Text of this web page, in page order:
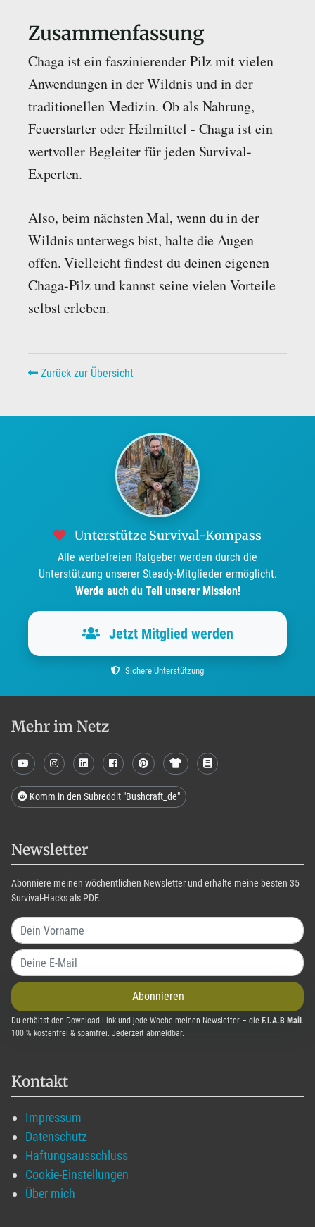
Zusammenfassung
Chaga ist ein faszinierender Pilz mit vielen
Anwendungen in der Wildnis und in der
traditionellen Medizin. Ob als Nahrung,
Feuerstarter oder Heilmittel - Chaga ist ein
wertvoller Begleiter für jeden Survival-
Experten.
Also, beim nächsten Mal, wenn du in der
Wildnis unterwegs bist, halte die Augen
offen. Vielleicht findest du deinen eigenen
Chaga-Pilz und kannst seine vielen Vorteile
selbst erleben.
Zurück zur Übersicht
Unterstütze Survival-Kompass
Alle werbefreien Ratgeber werden durch die
Unterstützung unserer Steady-Mitglieder ermöglicht.
Werde auch du Teil unserer Mission!
Jetzt Mitglied werden
Sichere Unterstützung
Mehr im Netz
Komm in den Subreddit "Bushcraft_de"
Newsletter
Abonniere meinen wöchentlichen Newsletter und erhalte meine besten 35
Survival-Hacks als PDF.
Abonnieren
Du erhältst den Download-Link und jede Woche meinen Newsletter – die F.I.A.B Mail .
100 % kostenfrei & spamfrei. Jederzeit abmeldbar.
Kontakt
Impressum
Datenschutz
Haftungsausschluss
Cookie-Einstellungen
Über mich